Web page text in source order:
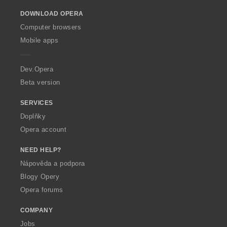
w
O
p
a
DOWNLOAD OPERA
Computer browsers
Mobile apps
Dev.Opera
Beta version
SERVICES
Doplňky
Opera account
NEED HELP?
Nápověda a podpora
Blogy Opery
Opera forums
COMPANY
Jobs